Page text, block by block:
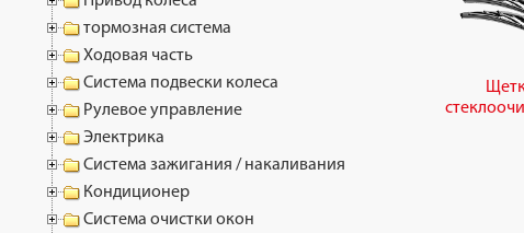
тормозная система
Ходовая часть
Система подвески колеса
Рулевое управление
Электрика
Система зажигания / накаливания
Кондиционер
Система очистки окон